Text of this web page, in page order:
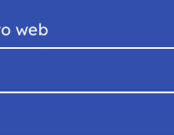
web